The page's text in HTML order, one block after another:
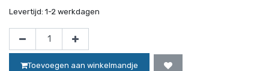
Levertijd: 1-2 werkdagen
Toevoegen aan winkelmandje